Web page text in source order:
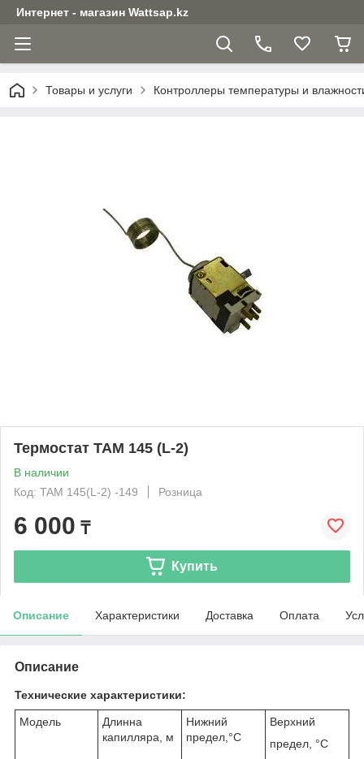
Интернет - магазин Wattsap.kz
Товары и услуги Контроллеры температуры и
Термостат TAM 145 (L-2)
В наличии
Код: TAM 145(L-2) -149
Розница
6 000 ₸
Купить
Описание Характеристики Доставка Оплата
Описание
Технические характеристики:
Модель
Длинна
капилляра, м
Нижний
предел,°С
Верхний
предел, °С